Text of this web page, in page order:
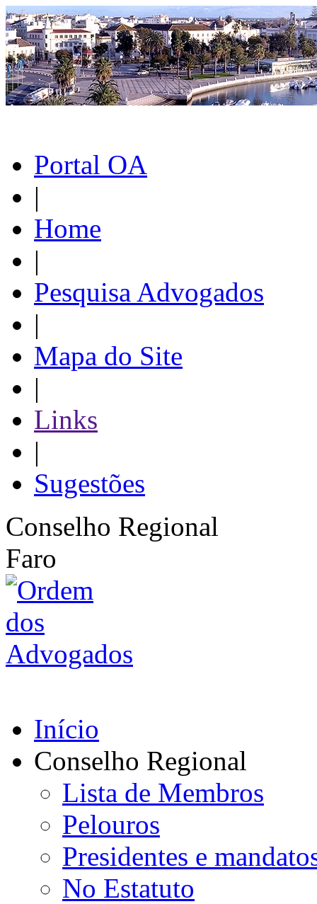
Portal OA
|
Home
|
Pesquisa Advogados
|
Mapa do Site
|
Links
|
Sugestões
Conselho Regional
Faro
Início
Conselho Regional
Lista de Membros
Pelouros
Presidentes e
No Estatuto